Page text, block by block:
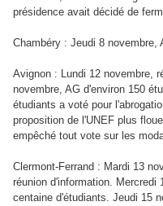
présidence avait décidé de
Chambéry : Jeudi 8 novembre,
Avignon : Lundi 12 novembre,
novembre, AG d'environ 150
étudiants a voté pour
proposition de l'UNEF plus
empêché tout vote sur les
Clermont-Ferrand : Mardi 13
réunion d'information. Mercredi
centaine d'étudiants. Jeudi 15